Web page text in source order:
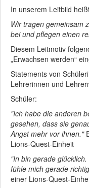
In unserem Leitbild
Wir tragen gemeinsam
bei und pflegen einen
Diesem Leitmotiv
„Erwachsen werden“
Statements von
Lehrerinnen und
Schüler:
"Ich habe die anderen
gesehen, dass sie
Angst mehr vor ihnen."
Lions-Quest-Einheit
"In bin gerade
fühle mich gerade
einer Lions-Quest-